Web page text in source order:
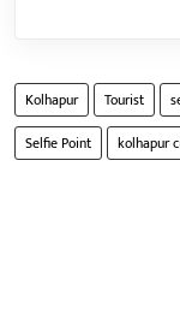
Kolhapur Tourist
Selfie Point
kolhapur